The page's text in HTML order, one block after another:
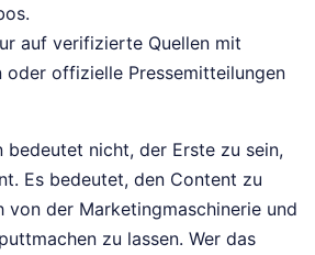
auf verifizierte Quellen mit
oder offizielle Pressemitteilungen
bedeutet nicht, der Erste zu sein,
Es bedeutet, den Content zu
von der Marketingmaschinerie und
zu lassen. Wer das